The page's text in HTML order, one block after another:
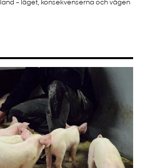
– läget, konsekvenserna och vägen